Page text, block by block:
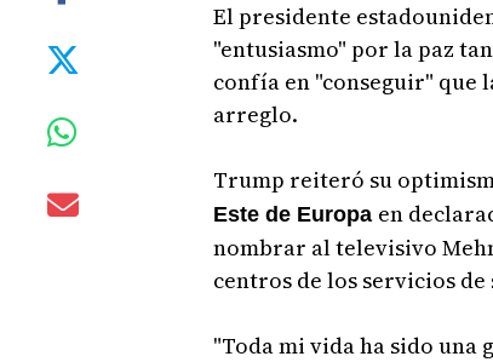
El presidente
"entusiasmo" por la paz
confía en "conseguir" que
arreglo.
Trump reiteró su
Este de Europa en
nombrar al televisivo
centros de los servicios
"Toda mi vida ha sido una